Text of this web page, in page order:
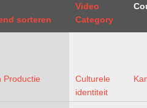
Video
Category
Productie
Culturele
identiteit